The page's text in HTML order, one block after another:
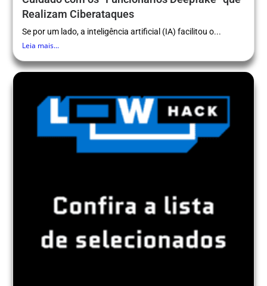
Realizam Ciberataques
Se por um lado, a inteligência artificial (IA) facilitou o...
Leia mais...